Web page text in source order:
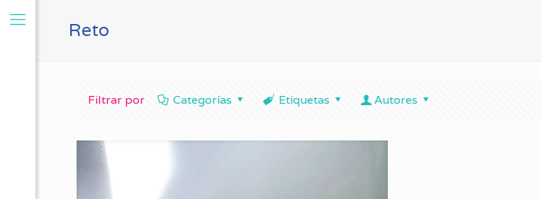
Reto
Filtrar por Categorías Etiquetas Autores